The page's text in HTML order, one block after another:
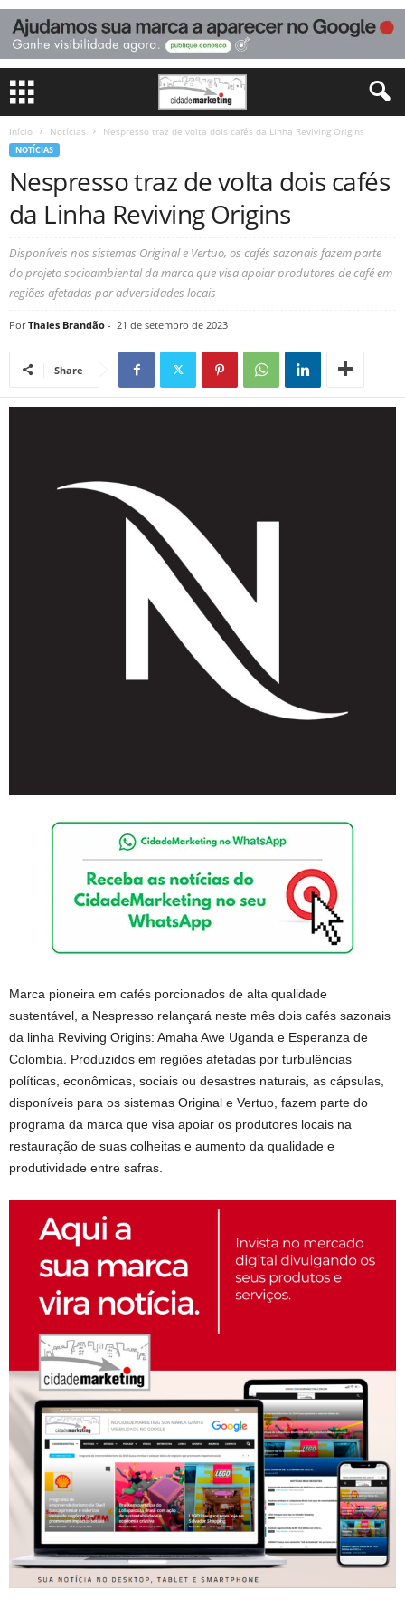
Início Notícias Nespresso traz de volta dois cafés da Linha Reviving Origins
NOTÍCIAS
Nespresso traz de volta dois cafés
da Linha Reviving Origins
Disponíveis nos sistemas Original e Vertuo, os cafés sazonais fazem parte
do projeto socioambiental da marca que visa apoiar produtores de café em
regiões afetadas por adversidades locais
Por Thales Brandão - 21 de setembro de 2023
Share
Marca pioneira em cafés porcionados de alta qualidade
sustentável, a Nespresso relançará neste mês dois cafés sazonais
da linha Reviving Origins: Amaha Awe Uganda e Esperanza de
Colombia. Produzidos em regiões afetadas por turbulências
políticas, econômicas, sociais ou desastres naturais, as cápsulas,
disponíveis para os sistemas Original e Vertuo, fazem parte do
programa da marca que visa apoiar os produtores locais na
restauração de suas colheitas e aumento da qualidade e
produtividade entre safras.